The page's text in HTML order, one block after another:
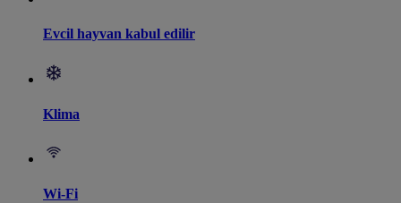
Evcil hayvan kabul edilir
Klima
Wi-Fi